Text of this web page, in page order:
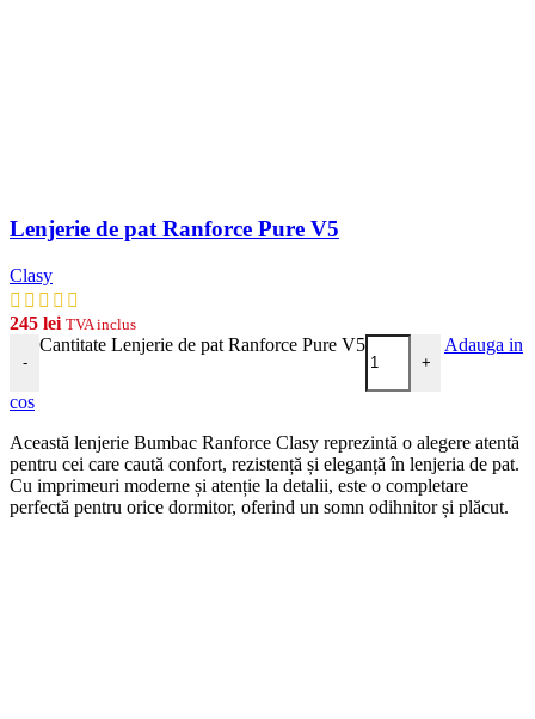
Lenjerie de pat Ranforce Pure V5
Clasy
245 lei TVA inclus
-
Cantitate Lenjerie de pat Ranforce Pure V5
+
Adauga in
cos
Această lenjerie Bumbac Ranforce Clasy reprezintă o alegere atentă
pentru cei care caută confort, rezistență și eleganță în lenjeria de pat.
Cu imprimeuri moderne și atenție la detalii, este o completare
perfectă pentru orice dormitor, oferind un somn odihnitor și plăcut.